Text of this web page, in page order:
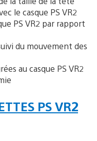
le casque PS VR2
PS VR2 par rapport
du mouvement des
au casque PS VR2
PS VR2